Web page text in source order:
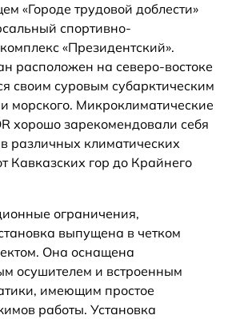
«Городе трудовой доблести»
спортивно-
«Президентский».
расположен на северо-востоке
своим суровым субарктическим
морского. Микроклиматические
хорошо зарекомендовали себя
различных климатических
Кавказских гор до Крайнего
ограничения,
выпущена в четком
Она оснащена
осушителем и встроенным
имеющим простое
работы. Установка